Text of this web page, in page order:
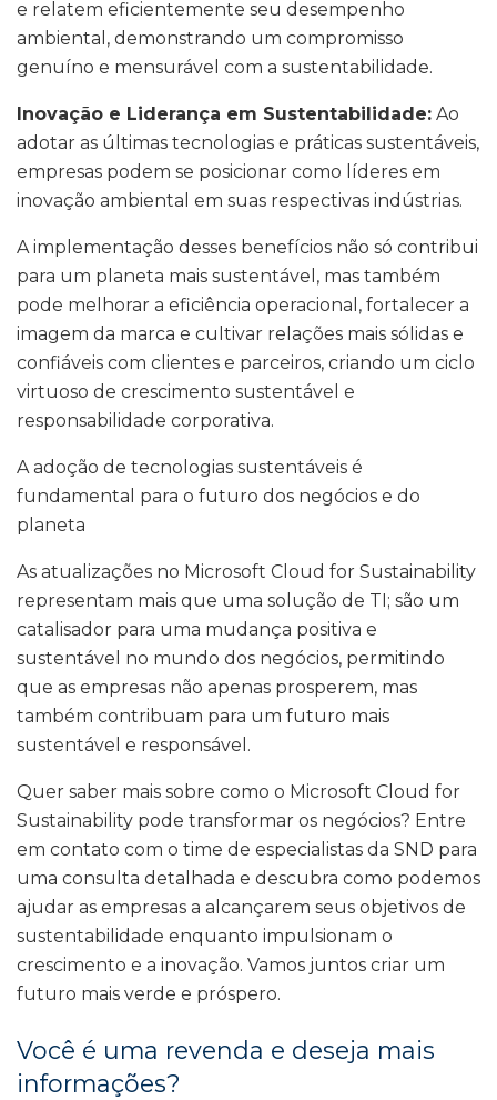
e relatem eficientemente seu desempenho
ambiental, demonstrando um compromisso
genuíno e mensurável com a sustentabilidade.
Inovação e Liderança em Sustentabilidade: Ao
adotar as últimas tecnologias e práticas sustentáveis,
empresas podem se posicionar como líderes em
inovação ambiental em suas respectivas indústrias.
A implementação desses benefícios não só contribui
para um planeta mais sustentável, mas também
pode melhorar a eficiência operacional, fortalecer a
imagem da marca e cultivar relações mais sólidas e
confiáveis com clientes e parceiros, criando um ciclo
virtuoso de crescimento sustentável e
responsabilidade corporativa.
A adoção de tecnologias sustentáveis é
fundamental para o futuro dos negócios e do
planeta
As atualizações no Microsoft Cloud for Sustainability
representam mais que uma solução de TI; são um
catalisador para uma mudança positiva e
sustentável no mundo dos negócios, permitindo
que as empresas não apenas prosperem, mas
também contribuam para um futuro mais
sustentável e responsável.
Quer saber mais sobre como o Microsoft Cloud for
Sustainability pode transformar os negócios? Entre
em contato com o time de especialistas da SND para
uma consulta detalhada e descubra como podemos
ajudar as empresas a alcançarem seus objetivos de
sustentabilidade enquanto impulsionam o
crescimento e a inovação. Vamos juntos criar um
futuro mais verde e próspero.
Você é uma revenda e deseja mais
informações?